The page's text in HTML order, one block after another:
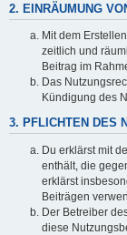
2. EINRÄUMUNG
Mit dem
zeitlich und
Beitrag im
Das
Kündigung des
3. PFLICHTEN DES
Du erklärst mit
enthält, die
erklärst
Beiträgen
Der Betreiber
diese